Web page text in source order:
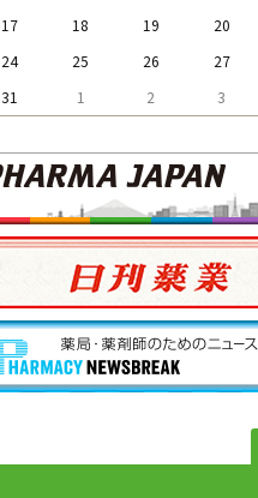
17 18 19 20
24 25 26 27
31 1 2 3